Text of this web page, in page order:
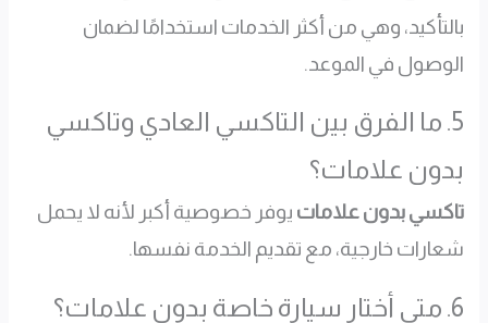
بالتأكيد، وهي من أكثر الخدمات استخدامًا لضمان
الوصول في الموعد.
5. ما الفرق بين التاكسي العادي وتاكسي
بدون علامات؟
تاكسي بدون علامات يوفر خصوصية أكبر لأنه لا يحمل
شعارات خارجية، مع تقديم الخدمة نفسها.
6. متى أختار سيارة خاصة بدون علامات؟